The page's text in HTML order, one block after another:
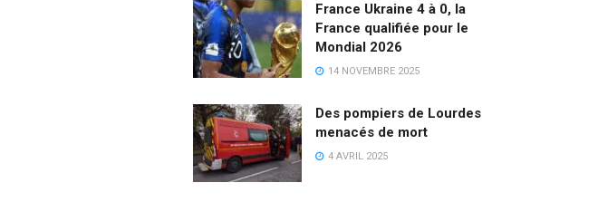
France Ukraine 4 à 0, la
France qualifiée pour le
Mondial 2026
14 NOVEMBRE 2025
Des pompiers de Lourdes
menacés de mort
4 AVRIL 2025